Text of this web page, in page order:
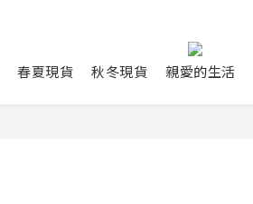
春夏現貨 秋冬現貨 親愛的生活